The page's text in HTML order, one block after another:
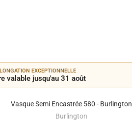
EXCEPTIONNELLE
valable jusqu'au 31 août
Vasque Semi Encastrée 580 - Burlington
Burlington